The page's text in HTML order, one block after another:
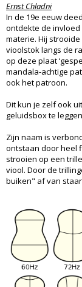
Ernst Chladni
In de 19e eeuw
ontdekte de
materie. Hij
vioolstok langs de
op deze plaat
mandala-achtige
ook het patroon.
Dit kun je zelf ook
geluidsbox te
Zijn naam is
ontstaan door heel
strooien op een
viool. Door de
buiken" af van